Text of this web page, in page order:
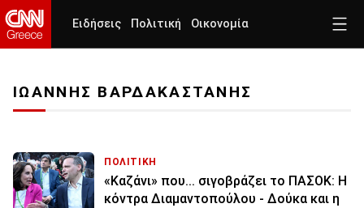
Ειδήσεις Πολιτική Οικονομία
ΙΩΑΝΝΗΣ ΒΑΡΔΑΚΑΣΤΑΝΗΣ
ΠΟΛΙΤΙΚΗ
«Καζάνι» που... σιγοβράζει το ΠΑΣΟΚ: Η
κόντρα Διαμαντοπούλου - Δούκα και η